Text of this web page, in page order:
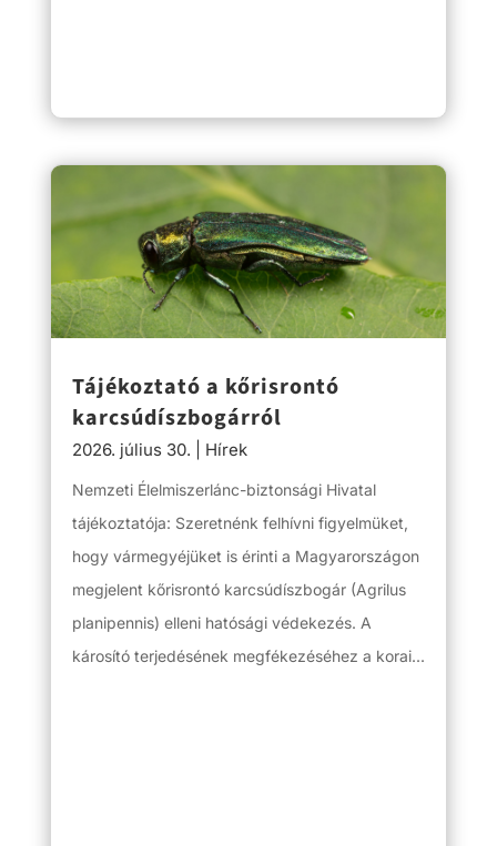
Tájékoztató a kőrisrontó
karcsúdíszbogárról
2026. július 30. Hírek
Nemzeti Élelmiszerlánc-biztonsági Hivatal
tájékoztatója: Szeretnénk felhívni figyelmüket,
hogy vármegyéjüket is érinti a Magyarországon
megjelent kőrisrontó karcsúdíszbogár (Agrilus
planipennis) elleni hatósági védekezés. A
károsító terjedésének megfékezéséhez a korai...